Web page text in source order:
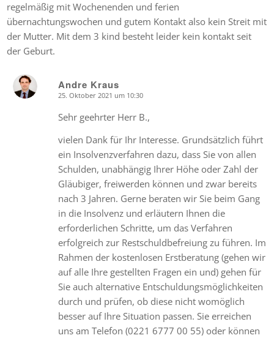
regelmäßig mit Wochenenden und ferien
übernachtungswochen und gutem Kontakt also kein Streit mit
der Mutter. Mit dem 3 kind besteht leider kein kontakt seit
der Geburt.
Andre Kraus
25. Oktober 2021 um 10:30
Sehr geehrter Herr B.,
vielen Dank für Ihr Interesse. Grundsätzlich führt
ein Insolvenzverfahren dazu, dass Sie von allen
Schulden, unabhängig Ihrer Höhe oder Zahl der
Gläubiger, freiwerden können und zwar bereits
nach 3 Jahren. Gerne beraten wir Sie beim Gang
in die Insolvenz und erläutern Ihnen die
erforderlichen Schritte, um das Verfahren
erfolgreich zur Restschuldbefreiung zu führen. Im
Rahmen der kostenlosen Erstberatung (gehen wir
auf alle Ihre gestellten Fragen ein und) gehen für
Sie auch alternative Entschuldungsmöglichkeiten
durch und prüfen, ob diese nicht womöglich
besser auf Ihre Situation passen. Sie erreichen
uns am Telefon (0221 6777 00 55) oder können